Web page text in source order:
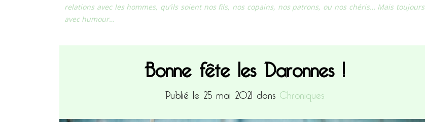
relations avec les hommes, qu’ils soient nos fils, nos copains, nos patrons, ou nos chéris… Mais toujours
avec humour…
Bonne fête les Daronnes !
Publié le 25 mai 2021 dans Chroniques